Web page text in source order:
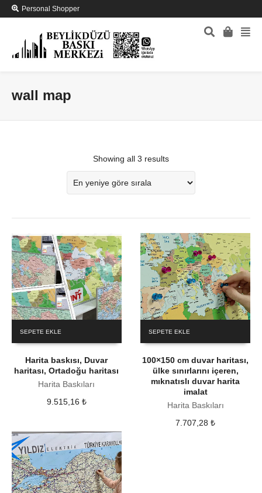
Personal Shopper
wall map
Showing all 3 results
SEPETE EKLE
Harita baskısı, Duvar
haritası, Ortadoğu haritası
Harita Baskıları
9.515,16 ₺
SEPETE EKLE
100×150 cm duvar haritası,
ülke sınırlarını içeren,
mıknatıslı duvar harita
imalat
Harita Baskıları
7.707,28₺